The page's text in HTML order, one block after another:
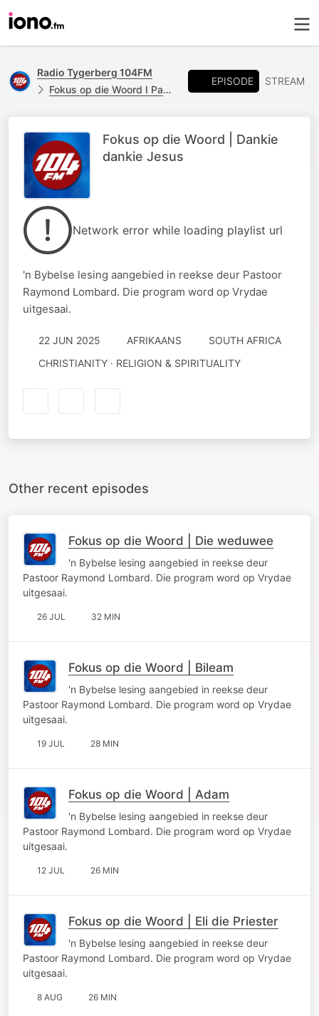
Radio Tygerberg 104FM
Fokus op die Woord I Pastoor Raymond Lombard
EPISODE STREAM
Fokus op die Woord | Dankie
dankie Jesus
Network error while loading playlist url
'n Bybelse lesing aangebied in reekse deur Pastoor
Raymond Lombard. Die program word op Vrydae
uitgesaai.
22 JUN 2025 AFRIKAANS
SOUTH AFRICA
CHRISTIANITY · RELIGION & SPIRITUALITY
Other recent episodes
Fokus op die Woord | Die weduwee
'n Bybelse lesing aangebied in reekse deur
Pastoor Raymond Lombard. Die program word op Vrydae
uitgesaai.
26 JUL 32 MIN
Fokus op die Woord | Bileam
'n Bybelse lesing aangebied in reekse deur
Pastoor Raymond Lombard. Die program word op Vrydae
uitgesaai.
19 JUL 28 MIN
Fokus op die Woord | Adam
'n Bybelse lesing aangebied in reekse deur
Pastoor Raymond Lombard. Die program word op Vrydae
uitgesaai.
12 JUL 26 MIN
Fokus op die Woord | Eli die Priester
'n Bybelse lesing aangebied in reekse deur
Pastoor Raymond Lombard. Die program word op Vrydae
uitgesaai.
8 AUG 26 MIN